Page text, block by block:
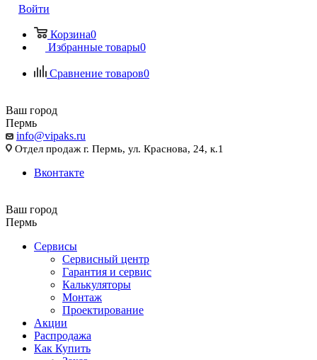
Войти
Корзина0
Избранные товары0
Сравнение товаров0
Ваш город
Пермь
info@vipaks.ru
Отдел продаж г. Пермь, ул. Краснова, 24, к.1
Вконтакте
Ваш город
Пермь
Сервисы
Сервисный центр
Гарантия и сервис
Калькуляторы
Монтаж
Проектирование
Акции
Распродажа
Как Купить